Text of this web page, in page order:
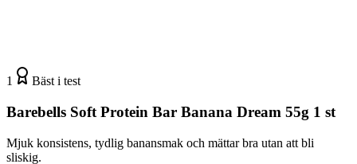
1 Bäst i test
Barebells Soft Protein Bar Banana Dream 55g 1 st
Mjuk konsistens, tydlig banansmak och mättar bra utan att bli
sliskig.